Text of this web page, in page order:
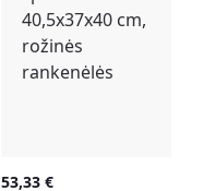
53,33 €